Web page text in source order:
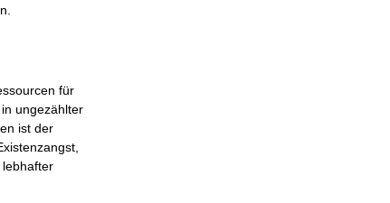
für
ungezählter
ist der